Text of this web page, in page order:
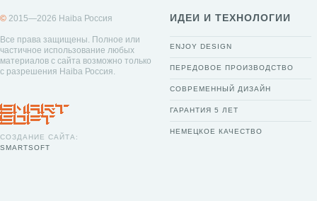
© 2015—2026 Haiba Россия
Все права защищены. Полное или
частичное использование любых
материалов с сайта возможно только
с разрешения Haiba Россия.
СОЗДАНИЕ САЙТА:
SMARTSOFT
ИДЕИ И ТЕХНОЛОГИИ
ENJOY DESIGN
ПЕРЕДОВОЕ ПРОИЗВОДСТВО
СОВРЕМЕННЫЙ ДИЗАЙН
ГАРАНТИЯ 5 ЛЕТ
НЕМЕЦКОЕ КАЧЕСТВО